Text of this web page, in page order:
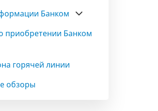
Банком
приобретении Банком
горячей линии
обзоры